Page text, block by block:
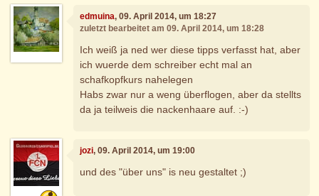
edmuina, 09. April 2014, um 18:27
zuletzt bearbeitet am 09. April 2014, um 18:28
Ich weiß ja ned wer diese tipps verfasst hat, aber
ich wuerde dem schreiber echt mal an
schafkopfkurs nahelegen
Habs zwar nur a weng überflogen, aber da stellts
da ja teilweis die nackenhaare auf. :-)
jozi, 09. April 2014, um 19:00
und des "über uns" is neu gestaltet ;)